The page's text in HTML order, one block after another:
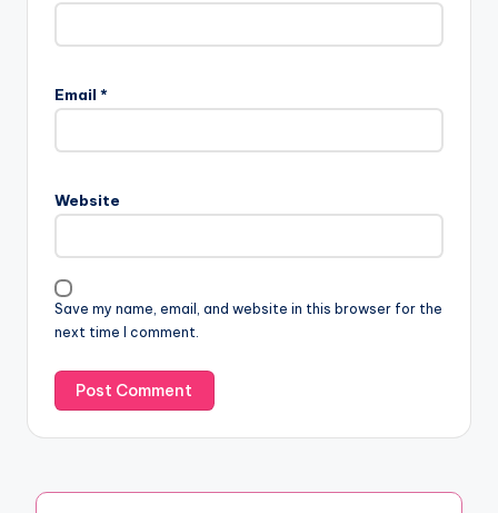
Email *
Website
Save my name, email, and website in this browser for the
next time I comment.